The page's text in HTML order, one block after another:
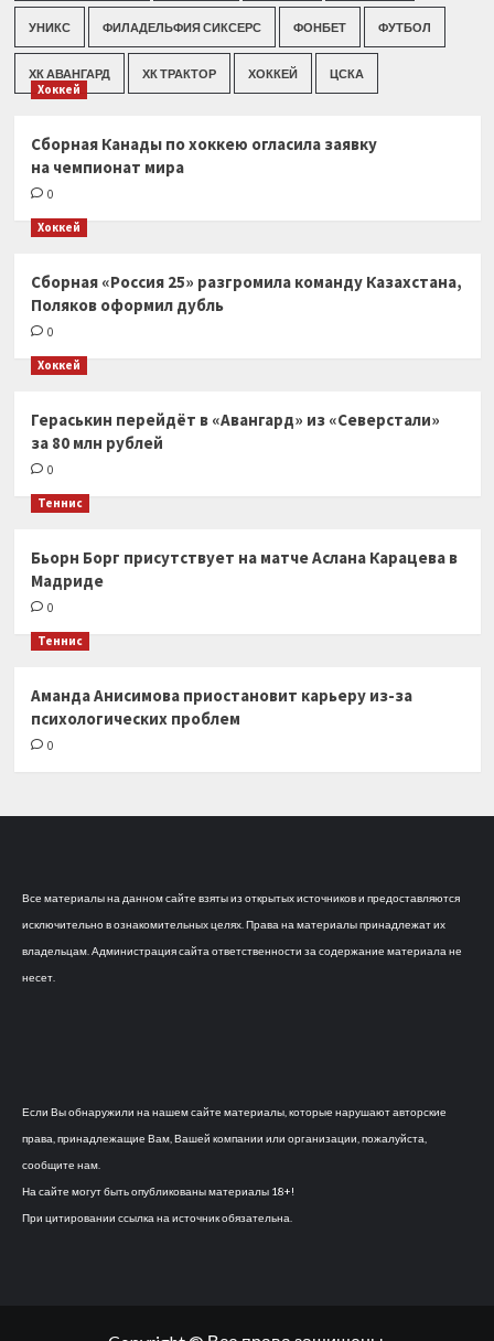
УНИКС ФИЛАДЕЛЬФИЯ СИКСЕРС ФОНБЕТ ФУТБОЛ
ХК АВАНГАРД ХК ТРАКТОР ХОККЕЙ ЦСКА
Хоккей
Сборная Канады по хоккею огласила заявку
на чемпионат мира
0
Хоккей
Сборная «Россия 25» разгромила команду Казахстана,
Поляков оформил дубль
0
Хоккей
Гераськин перейдёт в «Авангард» из «Северстали»
за 80 млн рублей
0
Теннис
Бьорн Борг присутствует на матче Аслана Карацева в
Мадриде
0
Теннис
Аманда Анисимова приостановит карьеру из-за
психологических проблем
0
Все материалы на данном сайте взяты из открытых источников и предоставляются
исключительно в ознакомительных целях. Права на материалы принадлежат их
владельцам. Администрация сайта ответственности за содержание материала не
несет.
Если Вы обнаружили на нашем сайте материалы, которые нарушают авторские
права, принадлежащие Вам, Вашей компании или организации, пожалуйста,
сообщите нам.
На сайте могут быть опубликованы материалы 18+!
При цитировании ссылка на источник обязательна.